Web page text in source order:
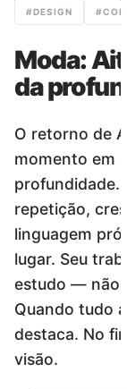
#DESIGN #
Moda:
da
O retorno de
momento em
profundidade.
repetição,
linguagem
lugar. Seu
estudo — não
Quando tudo
destaca. No
visão.